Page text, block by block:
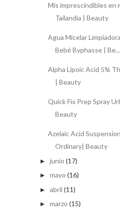
Mis imprescindibles en
Tailandia | Beauty
Agua Micelar
Bebé Byphasse | Be...
Alpha Lipoic Acid 5%
| Beauty
Quick Fix Prep Spray
Beauty
Azelaic Acid
Ordinary| Beauty
► junio (17)
► mayo (16)
► abril (11)
► marzo (15)